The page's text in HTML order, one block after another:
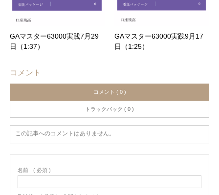
GAマスター63000実践7月29
日（1:37）
GAマスター63000実践9月17
日（1:25）
コメント
コメント ( 0 )
トラックバック ( 0 )
この記事へのコメントはありません。
名前 ( 必須 )